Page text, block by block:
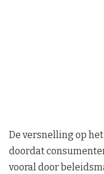
De versnelling op
doordat
vooral door